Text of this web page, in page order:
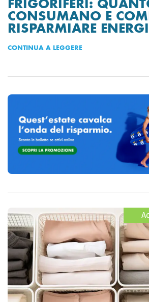
FRIGORIFERI:
CONSUMANO E
RISPARMIARE
CONTINUA A LEGGERE